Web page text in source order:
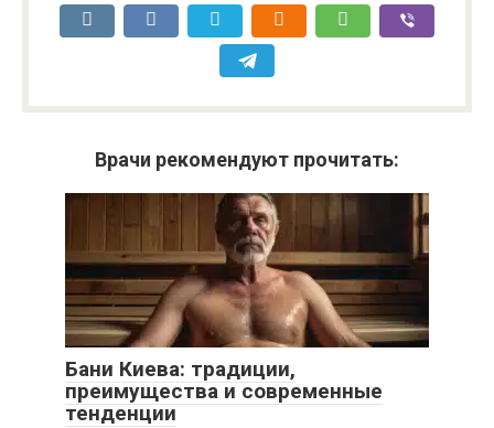
Врачи рекомендуют прочитать:
Бани Киева: традиции,
преимущества и современные
тенденции